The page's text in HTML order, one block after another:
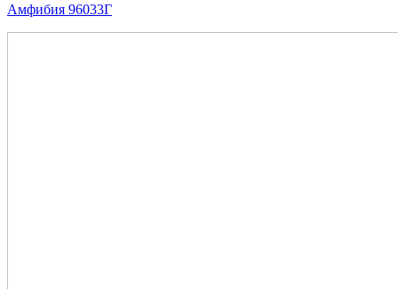
Амфибия 96033Г